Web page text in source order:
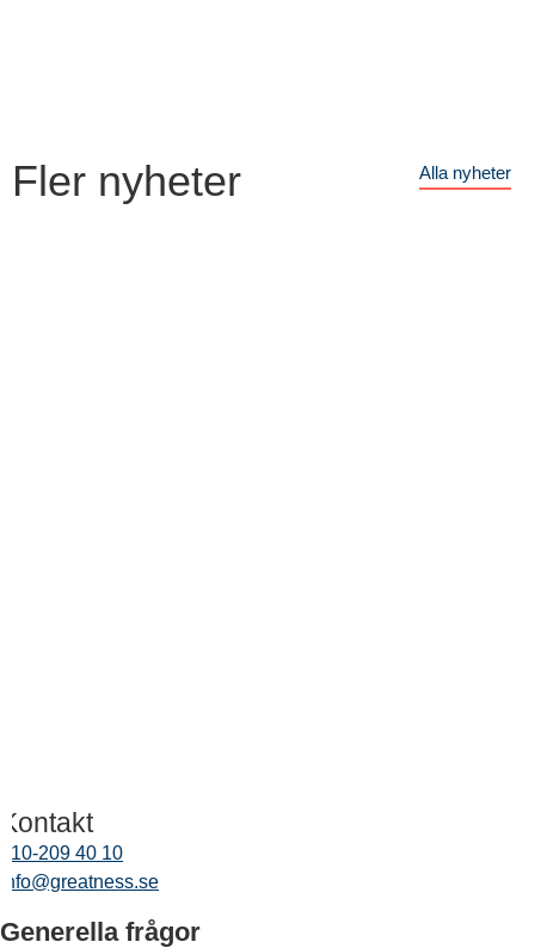
Fler nyheter Alla nyheter
Kontakt
010-209 40 10
info@greatness.se
Generella frågor